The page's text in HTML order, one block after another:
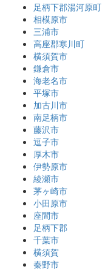
足柄下郡湯河原町
相模原市
三浦市
高座郡寒川町
横須賀市
鎌倉市
海老名市
平塚市
加古川市
南足柄市
藤沢市
逗子市
厚木市
伊勢原市
綾瀬市
茅ヶ崎市
小田原市
座間市
足柄下郡
千葉市
横須賀
秦野市